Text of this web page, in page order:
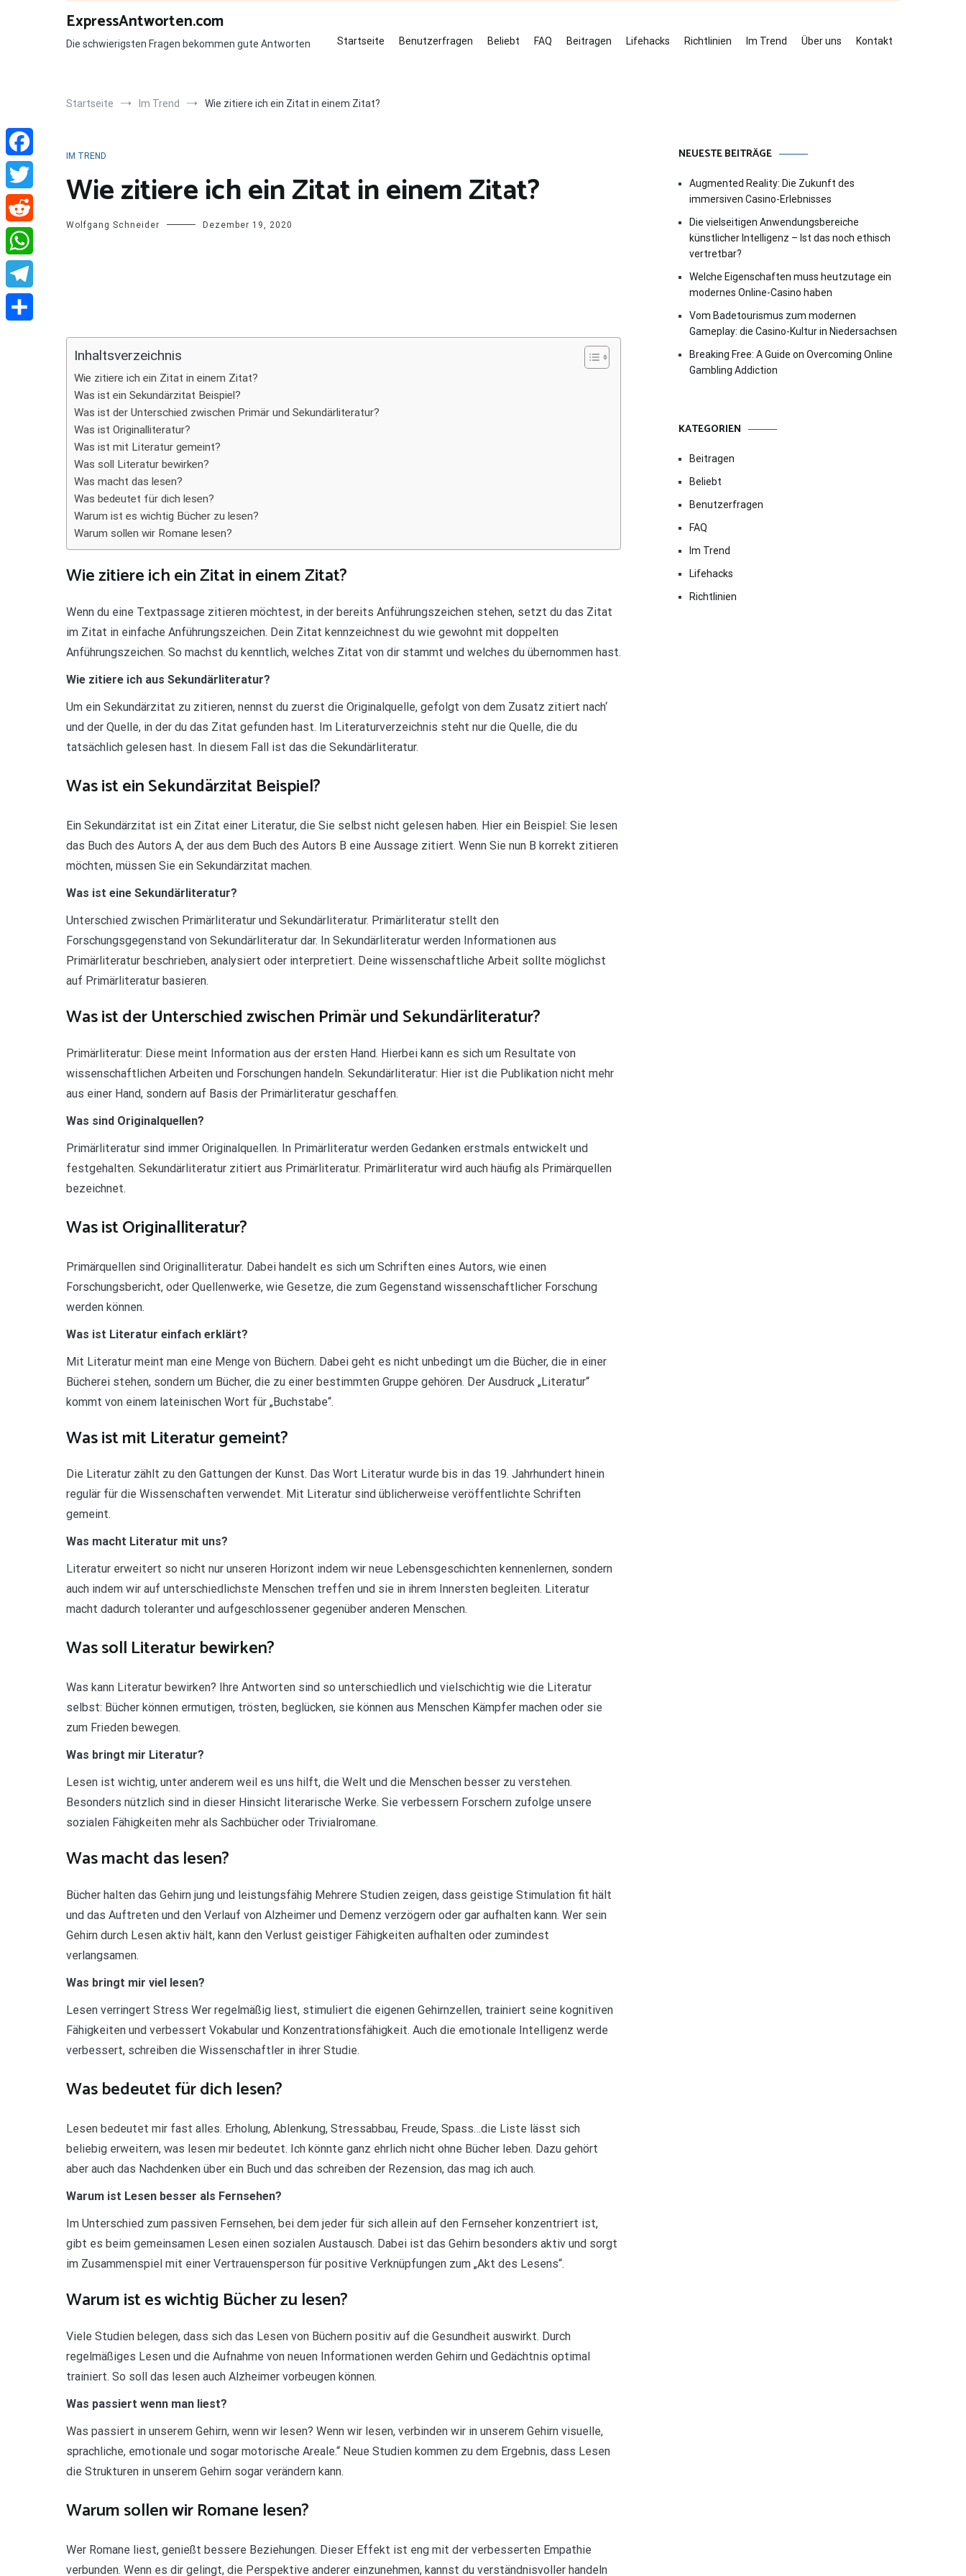
ExpressAntworten.com
Die schwierigsten Fragen bekommen gute Antworten Startseite Benutzerfragen Beliebt FAQ Beitragen Lifehacks Richtlinien Im Trend Über uns Kontakt
Startseite Im Trend Wie zitiere ich ein Zitat in einem Zitat?
IM TREND
Wie zitiere ich ein Zitat in einem Zitat?
Wolfgang Schneider Dezember 19, 2020
Inhaltsverzeichnis
Wie zitiere ich ein Zitat in einem Zitat?
Was ist ein Sekundärzitat Beispiel?
Was ist der Unterschied zwischen Primär und Sekundärliteratur?
Was ist Originalliteratur?
Was ist mit Literatur gemeint?
Was soll Literatur bewirken?
Was macht das lesen?
Was bedeutet für dich lesen?
Warum ist es wichtig Bücher zu lesen?
Warum sollen wir Romane lesen?
Wie zitiere ich ein Zitat in einem Zitat?
Wenn du eine Textpassage zitieren möchtest, in der bereits Anführungszeichen stehen, setzt du das Zitat
im Zitat in einfache Anführungszeichen. Dein Zitat kennzeichnest du wie gewohnt mit doppelten
Anführungszeichen. So machst du kenntlich, welches Zitat von dir stammt und welches du übernommen hast.
Wie zitiere ich aus Sekundärliteratur?
Um ein Sekundärzitat zu zitieren, nennst du zuerst die Originalquelle, gefolgt von dem Zusatz zitiert nach‘
und der Quelle, in der du das Zitat gefunden hast. Im Literaturverzeichnis steht nur die Quelle, die du
tatsächlich gelesen hast. In diesem Fall ist das die Sekundärliteratur.
Was ist ein Sekundärzitat Beispiel?
Ein Sekundärzitat ist ein Zitat einer Literatur, die Sie selbst nicht gelesen haben. Hier ein Beispiel: Sie lesen
das Buch des Autors A, der aus dem Buch des Autors B eine Aussage zitiert. Wenn Sie nun B korrekt zitieren
möchten, müssen Sie ein Sekundärzitat machen.
Was ist eine Sekundärliteratur?
Unterschied zwischen Primärliteratur und Sekundärliteratur. Primärliteratur stellt den
Forschungsgegenstand von Sekundärliteratur dar. In Sekundärliteratur werden Informationen aus
Primärliteratur beschrieben, analysiert oder interpretiert. Deine wissenschaftliche Arbeit sollte möglichst
auf Primärliteratur basieren.
Was ist der Unterschied zwischen Primär und Sekundärliteratur?
Primärliteratur: Diese meint Information aus der ersten Hand. Hierbei kann es sich um Resultate von
wissenschaftlichen Arbeiten und Forschungen handeln. Sekundärliteratur: Hier ist die Publikation nicht mehr
aus einer Hand, sondern auf Basis der Primärliteratur geschaffen.
Was sind Originalquellen?
Primärliteratur sind immer Originalquellen. In Primärliteratur werden Gedanken erstmals entwickelt und
festgehalten. Sekundärliteratur zitiert aus Primärliteratur. Primärliteratur wird auch häufig als Primärquellen
bezeichnet.
Was ist Originalliteratur?
Primärquellen sind Originalliteratur. Dabei handelt es sich um Schriften eines Autors, wie einen
Forschungsbericht, oder Quellenwerke, wie Gesetze, die zum Gegenstand wissenschaftlicher Forschung
werden können.
Was ist Literatur einfach erklärt?
Mit Literatur meint man eine Menge von Büchern. Dabei geht es nicht unbedingt um die Bücher, die in einer
Bücherei stehen, sondern um Bücher, die zu einer bestimmten Gruppe gehören. Der Ausdruck „Literatur“
kommt von einem lateinischen Wort für „Buchstabe“.
Was ist mit Literatur gemeint?
Die Literatur zählt zu den Gattungen der Kunst. Das Wort Literatur wurde bis in das 19. Jahrhundert hinein
regulär für die Wissenschaften verwendet. Mit Literatur sind üblicherweise veröffentlichte Schriften
gemeint.
Was macht Literatur mit uns?
Literatur erweitert so nicht nur unseren Horizont indem wir neue Lebensgeschichten kennenlernen, sondern
auch indem wir auf unterschiedlichste Menschen treffen und sie in ihrem Innersten begleiten. Literatur
macht dadurch toleranter und aufgeschlossener gegenüber anderen Menschen.
Was soll Literatur bewirken?
Was kann Literatur bewirken? Ihre Antworten sind so unterschiedlich und vielschichtig wie die Literatur
selbst: Bücher können ermutigen, trösten, beglücken, sie können aus Menschen Kämpfer machen oder sie
zum Frieden bewegen.
Was bringt mir Literatur?
Lesen ist wichtig, unter anderem weil es uns hilft, die Welt und die Menschen besser zu verstehen.
Besonders nützlich sind in dieser Hinsicht literarische Werke. Sie verbessern Forschern zufolge unsere
sozialen Fähigkeiten mehr als Sachbücher oder Trivialromane.
Was macht das lesen?
Bücher halten das Gehirn jung und leistungsfähig Mehrere Studien zeigen, dass geistige Stimulation fit hält
und das Auftreten und den Verlauf von Alzheimer und Demenz verzögern oder gar aufhalten kann. Wer sein
Gehirn durch Lesen aktiv hält, kann den Verlust geistiger Fähigkeiten aufhalten oder zumindest
verlangsamen.
Was bringt mir viel lesen?
Lesen verringert Stress Wer regelmäßig liest, stimuliert die eigenen Gehirnzellen, trainiert seine kognitiven
Fähigkeiten und verbessert Vokabular und Konzentrationsfähigkeit. Auch die emotionale Intelligenz werde
verbessert, schreiben die Wissenschaftler in ihrer Studie.
Was bedeutet für dich lesen?
Lesen bedeutet mir fast alles. Erholung, Ablenkung, Stressabbau, Freude, Spass…die Liste lässt sich
beliebig erweitern, was lesen mir bedeutet. Ich könnte ganz ehrlich nicht ohne Bücher leben. Dazu gehört
aber auch das Nachdenken über ein Buch und das schreiben der Rezension, das mag ich auch.
Warum ist Lesen besser als Fernsehen?
Im Unterschied zum passiven Fernsehen, bei dem jeder für sich allein auf den Fernseher konzentriert ist,
gibt es beim gemeinsamen Lesen einen sozialen Austausch. Dabei ist das Gehirn besonders aktiv und sorgt
im Zusammenspiel mit einer Vertrauensperson für positive Verknüpfungen zum „Akt des Lesens“.
Warum ist es wichtig Bücher zu lesen?
Viele Studien belegen, dass sich das Lesen von Büchern positiv auf die Gesundheit auswirkt. Durch
regelmäßiges Lesen und die Aufnahme von neuen Informationen werden Gehirn und Gedächtnis optimal
trainiert. So soll das lesen auch Alzheimer vorbeugen können.
Was passiert wenn man liest?
Was passiert in unserem Gehirn, wenn wir lesen? Wenn wir lesen, verbinden wir in unserem Gehirn visuelle,
sprachliche, emotionale und sogar motorische Areale.“ Neue Studien kommen zu dem Ergebnis, dass Lesen
die Strukturen in unserem Gehirn sogar verändern kann.
Warum sollen wir Romane lesen?
Wer Romane liest, genießt bessere Beziehungen. Dieser Effekt ist eng mit der verbesserten Empathie
verbunden. Wenn es dir gelingt, die Perspektive anderer einzunehmen, kannst du verständnisvoller handeln
NEUESTE BEITRÄGE
Augmented Reality: Die Zukunft des
immersiven Casino-Erlebnisses
Die vielseitigen Anwendungsbereiche
künstlicher Intelligenz – Ist das noch ethisch
vertretbar?
Welche Eigenschaften muss heutzutage ein
modernes Online-Casino haben
Vom Badetourismus zum modernen
Gameplay: die Casino-Kultur in Niedersachsen
Breaking Free: A Guide on Overcoming Online
Gambling Addiction
KATEGORIEN
Beitragen
Beliebt
Benutzerfragen
FAQ
Im Trend
Lifehacks
Richtlinien
Facebook
Twitter
Reddit
WhatsApp
Telegram